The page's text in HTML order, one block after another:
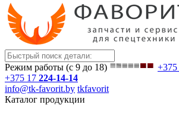
Режим работы (с 9 до 18)
+375 17 224-14-14
info@tk-favorit.by tkfavorit
Каталог продукции